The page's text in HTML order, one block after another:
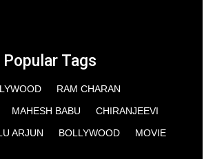
Popular Tags
RAM CHARAN
MAHESH BABU
CHIRANJEEVI
ARJUN BOLLYWOOD MOVIE